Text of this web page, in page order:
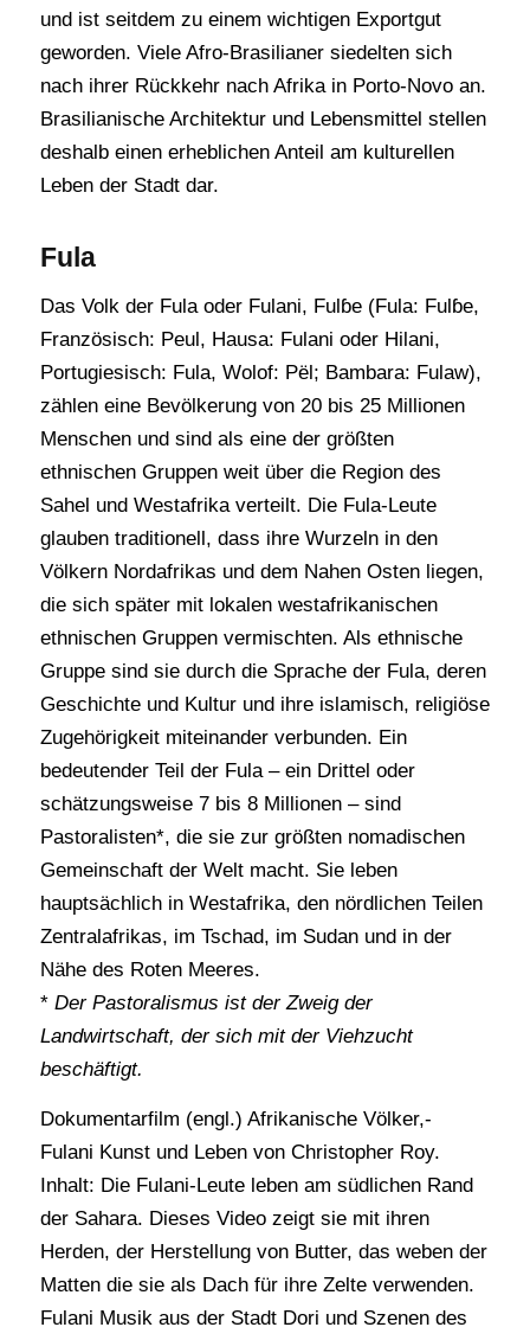
und ist seitdem zu einem wichtigen Exportgut
geworden. Viele Afro-Brasilianer siedelten sich
nach ihrer Rückkehr nach Afrika in Porto-Novo an.
Brasilianische Architektur und Lebensmittel stellen
deshalb einen erheblichen Anteil am kulturellen
Leben der Stadt dar.
Fula
Das Volk der Fula oder Fulani, Fulɓe (Fula: Fulɓe,
Französisch: Peul, Hausa: Fulani oder Hilani,
Portugiesisch: Fula, Wolof: Pël; Bambara: Fulaw),
zählen eine Bevölkerung von 20 bis 25 Millionen
Menschen und sind als eine der größten
ethnischen Gruppen weit über die Region des
Sahel und Westafrika verteilt. Die Fula-Leute
glauben traditionell, dass ihre Wurzeln in den
Völkern Nordafrikas und dem Nahen Osten liegen,
die sich später mit lokalen westafrikanischen
ethnischen Gruppen vermischten. Als ethnische
Gruppe sind sie durch die Sprache der Fula, deren
Geschichte und Kultur und ihre islamisch, religiöse
Zugehörigkeit miteinander verbunden. Ein
bedeutender Teil der Fula – ein Drittel oder
schätzungsweise 7 bis 8 Millionen – sind
Pastoralisten*, die sie zur größten nomadischen
Gemeinschaft der Welt macht. Sie leben
hauptsächlich in Westafrika, den nördlichen Teilen
Zentralafrikas, im Tschad, im Sudan und in der
Nähe des Roten Meeres.
*Der Pastoralismus ist der Zweig der
Landwirtschaft, der sich mit der Viehzucht
beschäftigt.
Dokumentarfilm (engl.) Afrikanische Völker,-
Fulani Kunst und Leben von Christopher Roy.
Inhalt: Die Fulani-Leute leben am südlichen Rand
der Sahara. Dieses Video zeigt sie mit ihren
Herden, der Herstellung von Butter, das weben der
Matten die sie als Dach für ihre Zelte verwenden.
Fulani Musik aus der Stadt Dori und Szenen des